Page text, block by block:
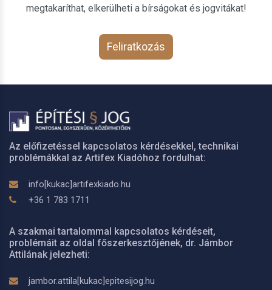
megtakaríthat, elkerülheti a bírságokat és jogvitákat!
Feliratkozás
Az előfizetéssel kapcsolatos kérdésekkel, technikai
problémákkal az Artifex Kiadóhoz fordulhat:
info[kukac]artifexkiado.hu
+36 1 783 1711
A szakmai tartalommal kapcsolatos kérdéseit,
problémáit az oldal főszerkesztőjének, dr. Jámbor
Attilának jelezheti:
jambor.attila[kukac]epitesijog.hu